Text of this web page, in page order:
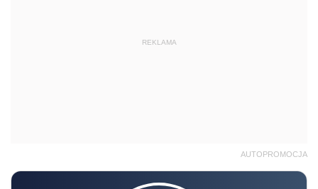
REKLAMA
AUTOPROMOCJA